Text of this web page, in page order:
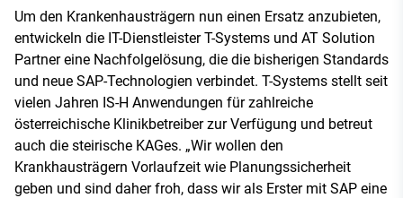
Um den Krankenhausträgern nun einen Ersatz anzubieten,
entwickeln die IT-Dienstleister T-Systems und AT Solution
Partner eine Nachfolgelösung, die die bisherigen Standards
und neue SAP-Technologien verbindet. T-Systems stellt seit
vielen Jahren IS-H Anwendungen für zahlreiche
österreichische Klinikbetreiber zur Verfügung und betreut
auch die steirische KAGes. „Wir wollen den
Krankhausträgern Vorlaufzeit wie Planungssicherheit
geben und sind daher froh, dass wir als Erster mit SAP eine